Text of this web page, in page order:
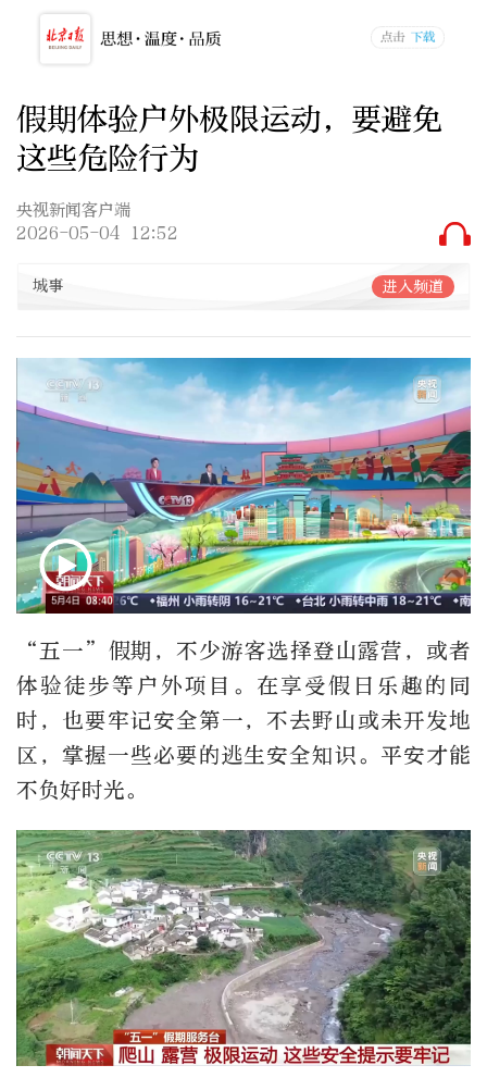
假期体验户外极限运动，要避免
这些危险行为
央视新闻客户端
2026-05-04 12:52
城事 进入频道
“五一”假期，不少游客选择登山露营，或者
体验徒步等户外项目。在享受假日乐趣的同
时，也要牢记安全第一，不去野山或未开发地
区，掌握一些必要的逃生安全知识。平安才能
不负好时光。